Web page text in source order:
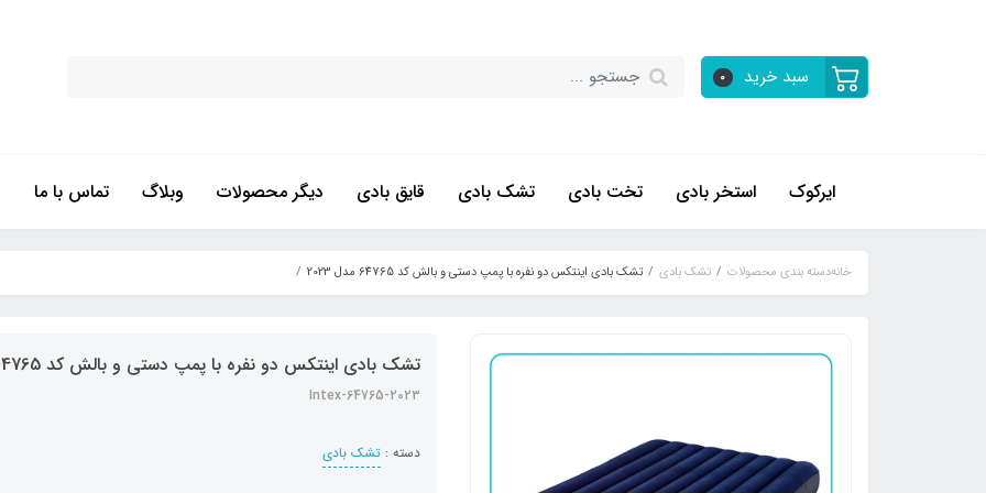
سبد خرید 0
ایرکوک استخر بادی تخت بادی تشک بادی قایق بادی دیگر محصولات وبلاگ تماس با ما
خانهدسته بندی محصولات تشک بادی تشک بادی اینتکس دو نفره با پمپ دستی و بالش کد 64765 مدل 2023
تشک بادی اینتکس دو نفره با پمپ دستی و بالش کد 64765 مدل 2023
2023-Intex-64765
دسته : تشک بادی